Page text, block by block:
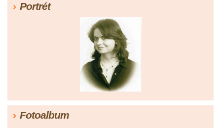
Portrét
Fotoalbum